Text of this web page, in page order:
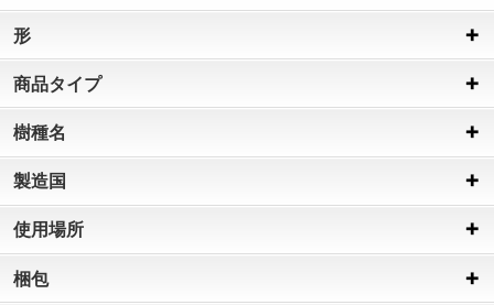
形
商品タイプ
樹種名
製造国
使用場所
梱包